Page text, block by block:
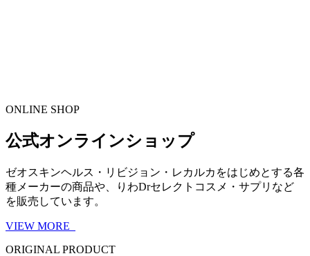
ONLINE SHOP
公式オンラインショップ
ゼオスキンヘルス・リビジョン・レカルカをはじめとする各
種メーカーの商品や、りわDrセレクトコスメ・サプリなど
を販売しています。
VIEW MORE
ORIGINAL PRODUCT